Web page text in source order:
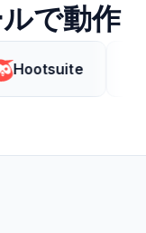
で動作